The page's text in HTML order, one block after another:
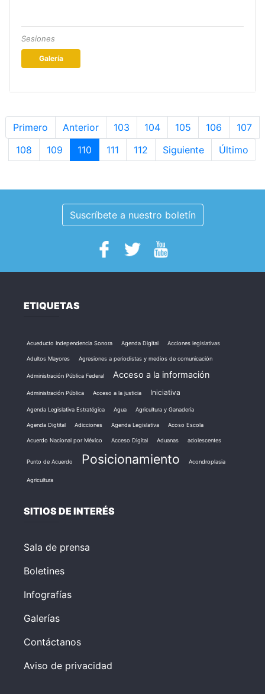
Sesiones
Galería
Primero Anterior 103 104 105 106
107
108
109 110 111 112 Siguiente Último
Suscríbete a nuestro boletín
ETIQUETAS
Acueducto Independencia Sonora Agenda Digital Acciones legislativas
Adultos Mayores Agresiones a periodistas y medios de comunicación
Administración Pública Federal Acceso a la información
Administración Pública Acceso a la justicia Iniciativa
Agenda Legislativa Estratégica Agua Agricultura y Ganadería
Agenda Digtital Adicciones Agenda Legislativa Acoso Escola
Acuerdo Nacional por México Acceso Digital Aduanas adolescentes
Punto de Acuerdo Posicionamiento Acondroplasia
Agricultura
SITIOS DE INTERÉS
Sala de prensa
Boletines
Infografías
Galerías
Contáctanos
Aviso de privacidad